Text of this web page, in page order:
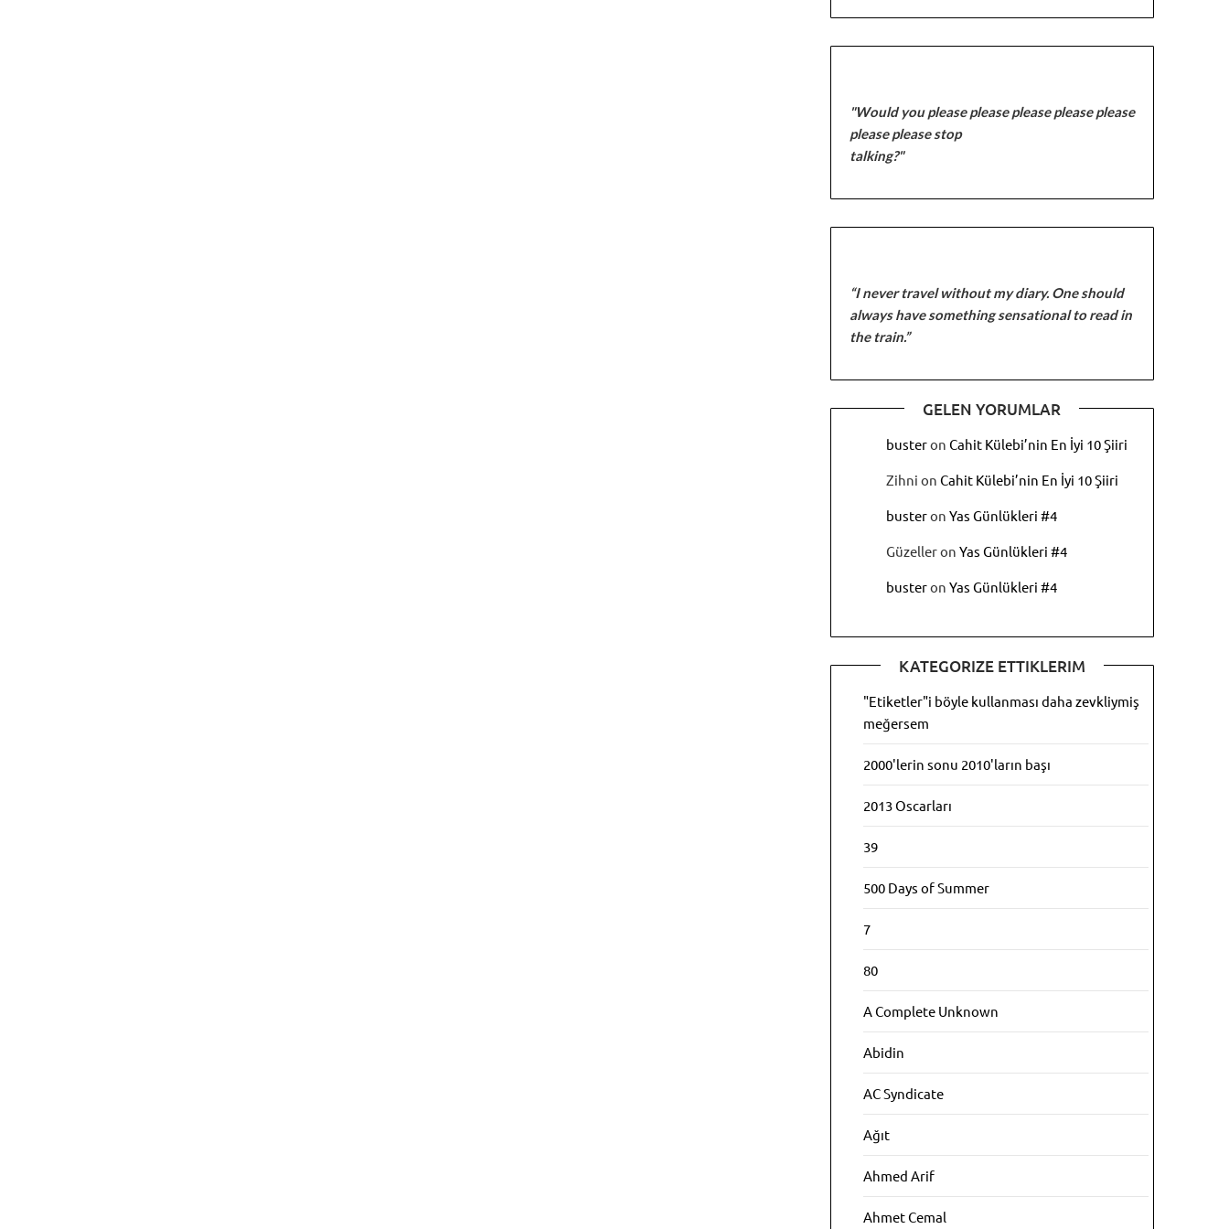
"Would you please please please please please
please please stop
talking?"
“I never travel without my diary. One should
always have something sensational to read in
the train.”
GELEN YORUMLAR
busteron Cahit Külebi’nin En İyi 10 Şiiri
Zihni on Cahit Külebi’nin En İyi 10 Şiiri
busteron Yas Günlükleri #4
Güzelleron Yas Günlükleri #4
busteron Yas Günlükleri #4
KATEGORIZE ETTIKLERIM
"Etiketler"i böyle kullanması daha zevkliymiş
meğersem
2000'lerin sonu 2010'ların başı
2013 Oscarları
39
500 Days of Summer
7
80
A Complete Unknown
Abidin
AC Syndicate
Ağıt
Ahmed Arif
Ahmet Cemal